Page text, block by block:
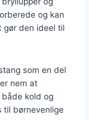
og kan
gør den ideel til
som en del
nem at
kold og
til børnevenlige